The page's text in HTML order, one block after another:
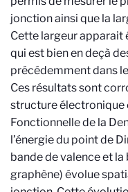
jonction ainsi que la
Cette largeur apparait
qui est bien en deçà
précédemment dans
Ces résultats sont
structure électronique
Fonctionnelle de la
l’énergie du point de
bande de valence et
graphène) évolue